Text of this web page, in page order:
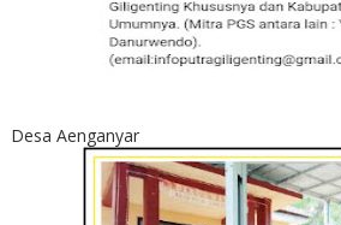
Desa Aenganyar